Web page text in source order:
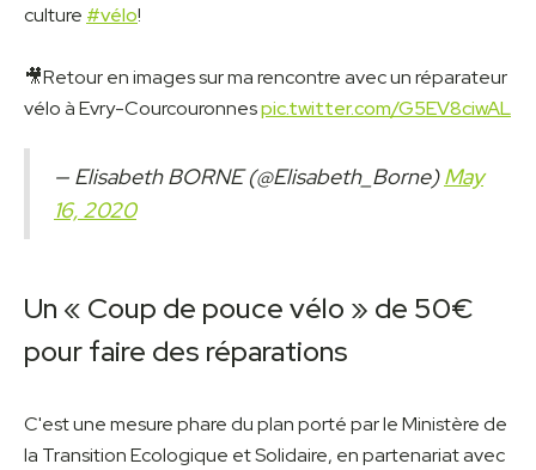
culture #vélo!
🎥Retour en images sur ma rencontre avec un réparateur
vélo à Evry-Courcouronnespic.twitter.com/G5EV8ciwAL
— Elisabeth BORNE (@Elisabeth_Borne)May
16, 2020
Un « Coup de pouce vélo » de 50€
pour faire des réparations
C'est une mesure phare du plan porté par le Ministère de
la Transition Ecologique et Solidaire, en partenariat avec